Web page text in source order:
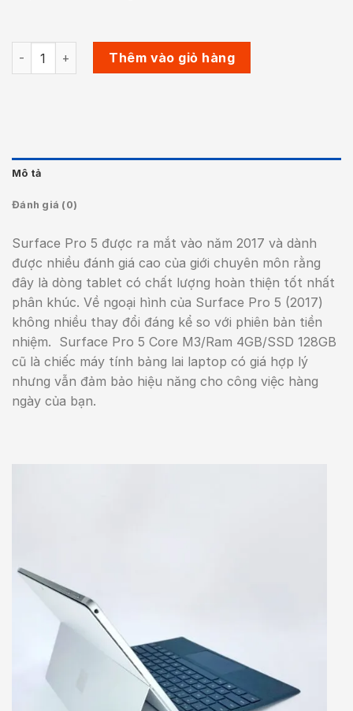
[Like New](Combo bàn phím) Surface Pro 5 (Core M3/RAM
Thêm vào giỏ hàng
Mô tả
Đánh giá (0)
Surface Pro 5 được ra mắt vào năm 2017 và dành
được nhiều đánh giá cao của giới chuyên môn rằng
đây là dòng tablet có chất lượng hoàn thiện tốt nhất
phân khúc. Về ngoại hình của Surface Pro 5 (2017)
không nhiều thay đổi đáng kể so với phiên bản tiền
nhiệm. Surface Pro 5 Core M3/Ram 4GB/SSD 128GB
cũ là chiếc máy tính bảng lai laptop có giá hợp lý
nhưng vẫn đảm bảo hiệu năng cho công việc hàng
ngày của bạn.